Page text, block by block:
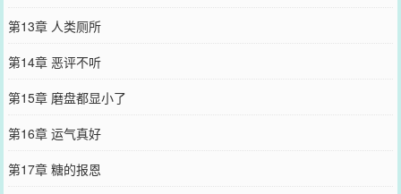
第13章 人类厕所
第14章 恶评不听
第15章 磨盘都显小了
第16章 运气真好
第17章 糖的报恩